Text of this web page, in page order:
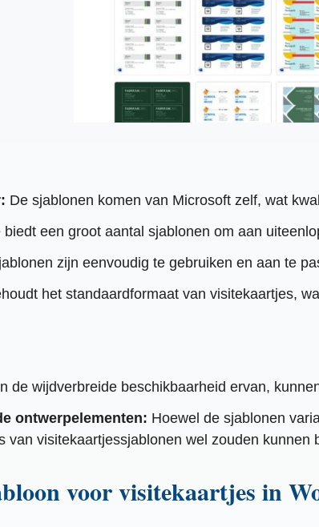
De sjablonen komen van Microsoft zelf, wat
biedt een groot aantal sjablonen om aan
zijn eenvoudig te gebruiken en aan te
het standaardformaat van visitekaartjes,
de wijdverbreide beschikbaarheid ervan,
ontwerpelementen: Hoewel de sjablonen
van visitekaartjessjablonen wel zouden kunnen
voor visitekaartjes in